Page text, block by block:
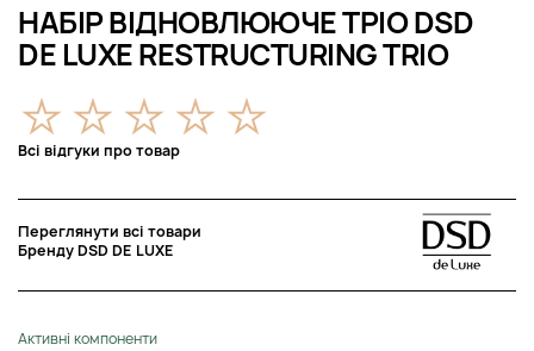
НАБІР ВІДНОВЛЮЮЧЕ ТРІО DSD
DE LUXE RESTRUCTURING TRIO
Всі відгуки про товар
Переглянути всі товари
Бренду DSD DE LUXE
Активні компоненти